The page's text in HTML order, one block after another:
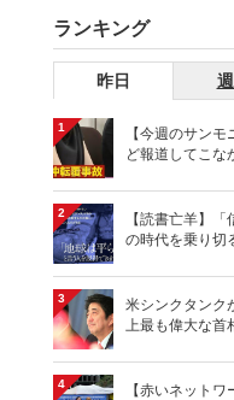
ランキング
昨日
1
【今週のサン
ど報道してこな
2
【読書亡羊】「
の時代を乗り切
3
米シンクタンク
上最も偉大な首
4
【赤いネット